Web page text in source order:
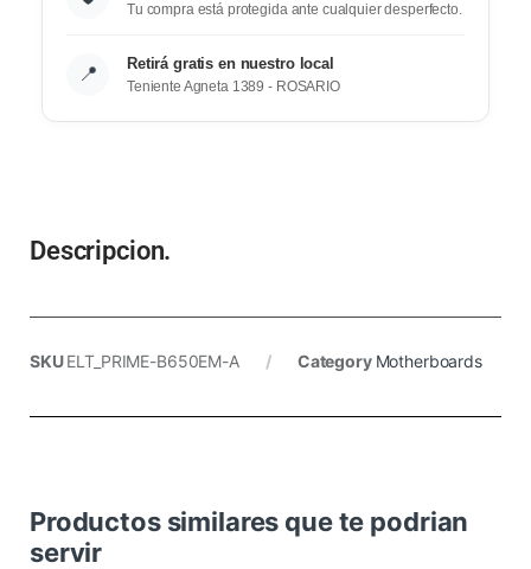
Tu compra está protegida ante cualquier desperfecto.
📍 Retirá gratis en nuestro local
Teniente Agneta 1389 - ROSARIO
Descripcion.
SKUELT_PRIME-B650EM-A Category Motherboards
Productos similares que te podrian
servir